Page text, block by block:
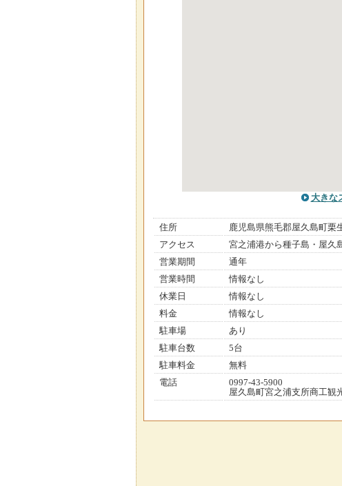
大きな
住所
鹿児島県熊毛郡屋久島町栗
アクセス
宮之浦港から種子島・屋久
営業期間
通年
営業時間
情報なし
休業日
情報なし
料金
情報なし
駐車場
あり
駐車台数
5台
駐車料金
無料
電話
0997-43-5900
屋久島町宮之浦支所商工観